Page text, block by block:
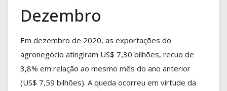
Dezembro
Em dezembro de 2020, as exportações do
agronegócio atingiram US$ 7,30 bilhões, recuo de
3,8% em relação ao mesmo mês do ano anterior
(US$ 7,59 bilhões). A queda ocorreu em virtude da